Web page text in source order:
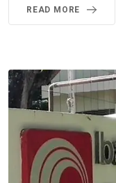
READ MORE